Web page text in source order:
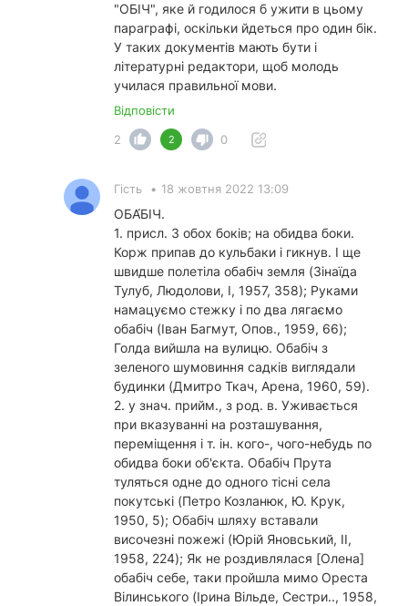
"ОБІЧ", яке й годилося б ужити в цьому
параграфі, оскільки йдеться про один бік.
У таких документів мають бути і
літературні редактори, щоб молодь
училася правильної мови.
Відповісти
2
2 0
Гість • 18 жовтня 2022 13:09
ОБА́БІЧ.
1. присл. З обох боків; на обидва боки.
Корж припав до кульбаки і гикнув. І ще
швидше полетіла обабіч земля (Зінаїда
Тулуб, Людолови, I, 1957, 358); Руками
намацуємо стежку і по два лягаємо
обабіч (Іван Багмут, Опов., 1959, 66);
Голда вийшла на вулицю. Обабіч з
зеленого шумовиння садків виглядали
будинки (Дмитро Ткач, Арена, 1960, 59).
2. у знач. прийм., з род. в. Уживається
при вказуванні на розташування,
переміщення і т. ін. кого-, чого-небудь по
обидва боки об'єкта. Обабіч Прута
туляться одне до одного тісні села
покутські (Петро Козланюк, Ю. Крук,
1950, 5); Обабіч шляху вставали
височезні пожежі (Юрій Яновський, II,
1958, 224); Як не роздивлялася [Олена]
обабіч себе, таки пройшла мимо Ореста
Вілинського (Ірина Вільде, Сестри.., 1958,